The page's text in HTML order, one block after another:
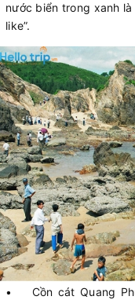
nước biển trong xanh
like”.
• Cồn cát Quang